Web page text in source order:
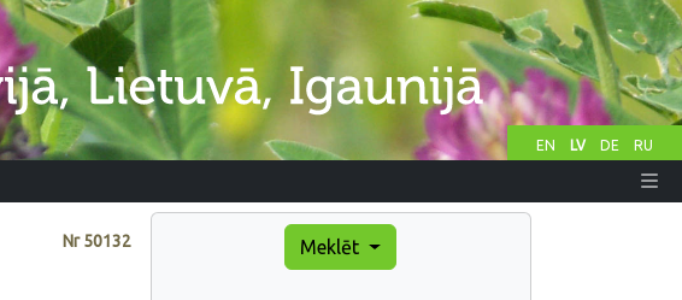
EN LV DE RU
Nr50132 Meklēt